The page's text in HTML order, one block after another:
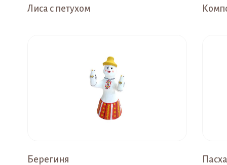
Лиса с петухом
Берегиня